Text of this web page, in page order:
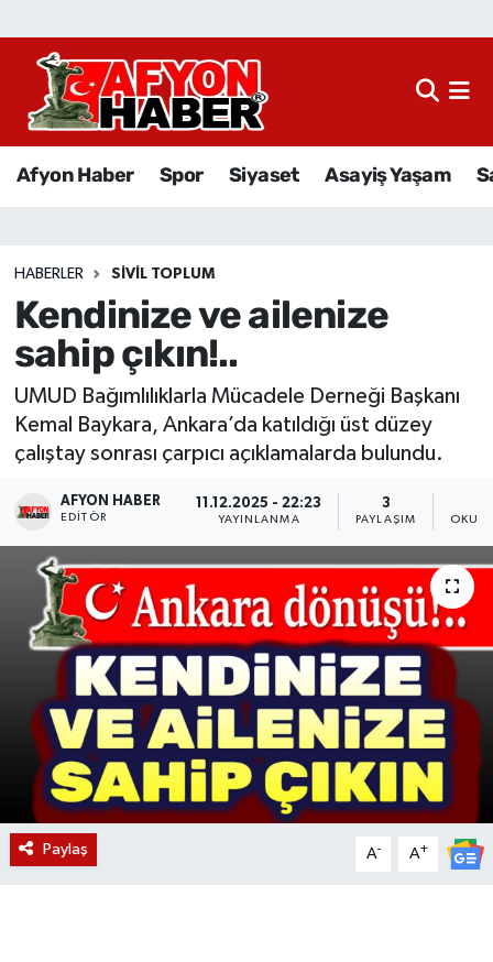
Afyon Haber Spor Siyaset Asayiş Yaşam
HABERLER SIVIL TOPLUM
Kendinize ve ailenize
sahip çıkın!..
UMUD Bağımlılıklarla Mücadele Derneği Başkanı
Kemal Baykara, Ankara’da katıldığı üst düzey
çalıştay sonrası çarpıcı açıklamalarda bulundu.
AFYON HABER
EDITÖR
11.12.2025 - 22:23
YAYINLANMA
3
PAYLAŞIM
Paylaş A- A+
Afyon Haber
Sağlık
Eğitim
Sivil Toplum
Etkinlikler